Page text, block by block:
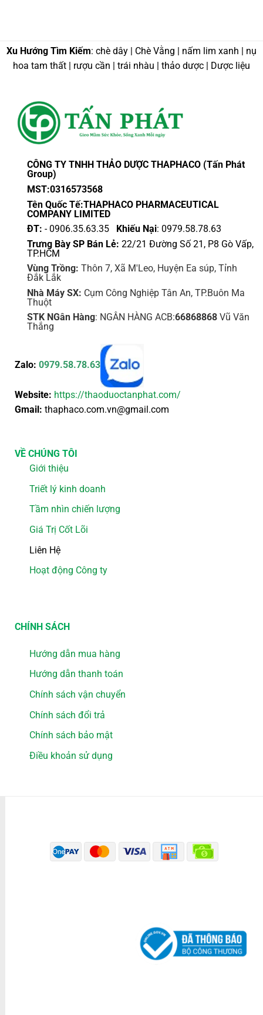
Xu Hướng Tìm Kiếm: chè dây | Chè Vằng | nấm lim xanh | nụ
hoa tam thất | rượu cần | trái nhàu | thảo dược | Dược liệu
CÔNG TY TNHH THẢO DƯỢC THAPHACO (Tấn Phát
Group)
MST:0316573568
Tên Quốc Tế:THAPHACO PHARMACEUTICAL
COMPANY LIMITED
ĐT: - 0906.35.63.35 Khiếu Nại: 0979.58.78.63
Trưng Bày SP Bán Lẻ: 22/21 Đường Số 21, P8 Gò Vấp,
TP.HCM
Vùng Trồng: Thôn 7, Xã M'Leo, Huyện Ea súp, Tỉnh
Đắk Lắk
Nhà Máy SX: Cụm Công Nghiệp Tân An, TP.Buôn Ma
Thuột
STK NGân Hàng: NGÂN HÀNG ACB:66868868Vũ Văn
Thắng
Zalo: 0979.58.78.63
Website: https://thaoduoctanphat.com/
Gmail: thaphaco.com.vn@gmail.com
VỀ CHÚNG TÔI
Giới thiệu
Triết lý kinh doanh
Tầm nhìn chiến lượng
Giá Trị Cốt Lõi
Liên Hệ
Hoạt động Công ty
CHÍNH SÁCH
Hướng dẫn mua hàng
Hướng dẫn thanh toán
Chính sách vận chuyển
Chính sách đổi trả
Chính sách bảo mật
Điều khoản sử dụng